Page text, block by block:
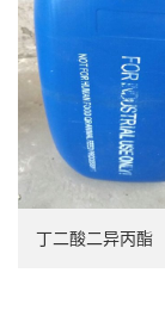
丁二酸二异丙酯